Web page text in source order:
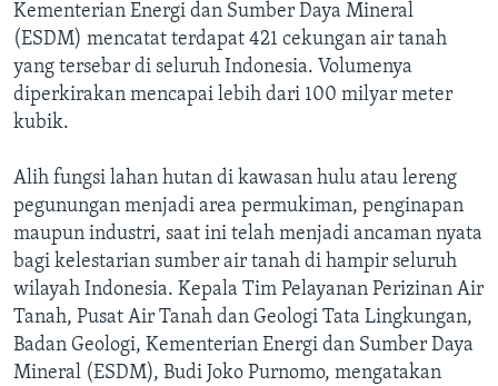
Kementerian Energi dan Sumber Daya Mineral
(ESDM) mencatat terdapat 421 cekungan air tanah
yang tersebar di seluruh Indonesia. Volumenya
diperkirakan mencapai lebih dari 100 milyar meter
kubik.
Alih fungsi lahan hutan di kawasan hulu atau lereng
pegunungan menjadi area permukiman, penginapan
maupun industri, saat ini telah menjadi ancaman nyata
bagi kelestarian sumber air tanah di hampir seluruh
wilayah Indonesia. Kepala Tim Pelayanan Perizinan Air
Tanah, Pusat Air Tanah dan Geologi Tata Lingkungan,
Badan Geologi, Kementerian Energi dan Sumber Daya
Mineral (ESDM), Budi Joko Purnomo, mengatakan